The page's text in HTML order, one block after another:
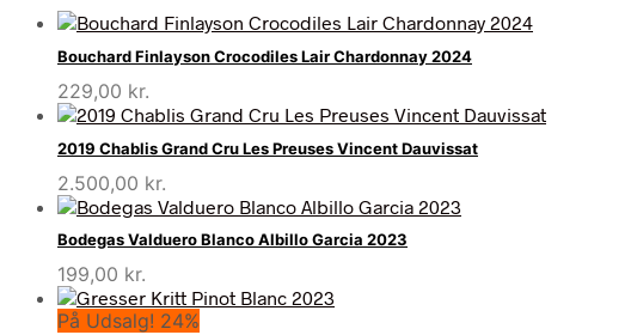
Bouchard Finlayson Crocodiles Lair Chardonnay 2024
229,00 kr.
2019 Chablis Grand Cru Les Preuses Vincent Dauvissat
2.500,00 kr.
Bodegas Valduero Blanco Albillo Garcia 2023
199,00 kr.
På Udsalg! 24%